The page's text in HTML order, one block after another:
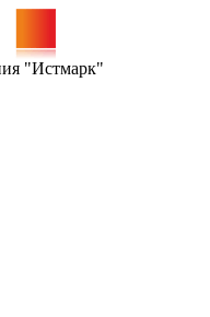
"Истмарк"